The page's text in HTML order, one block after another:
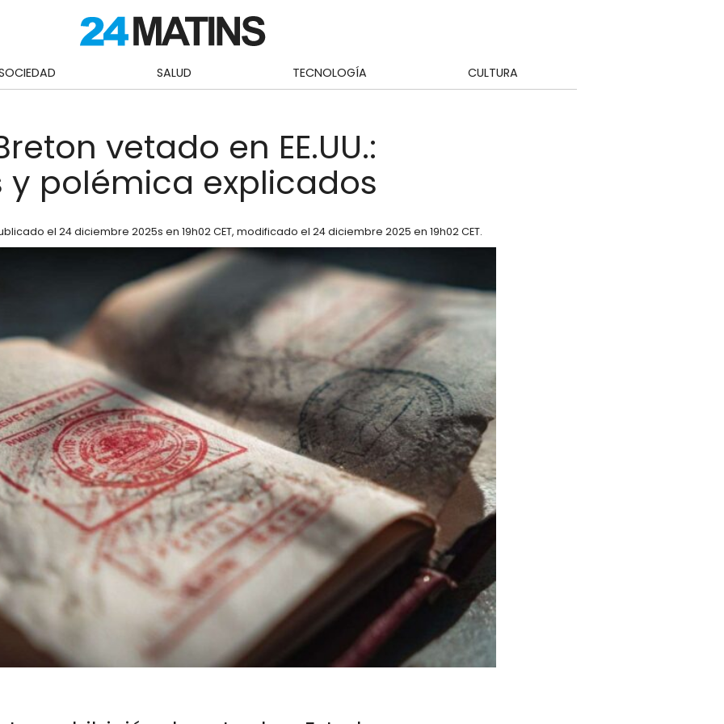
SALUD TECNOLOGÍA CULTURA
vetado en EE.UU.:
y polémica explicados
el 24 diciembre 2025s en 19h02 CET, modificado el 24 diciembre 2025 en 19h02 CET.